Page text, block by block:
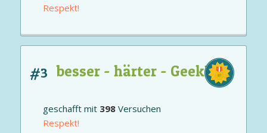
Respekt!
#3 besser - härter - GeekMe!
geschafft mit 398 Versuchen
Respekt!